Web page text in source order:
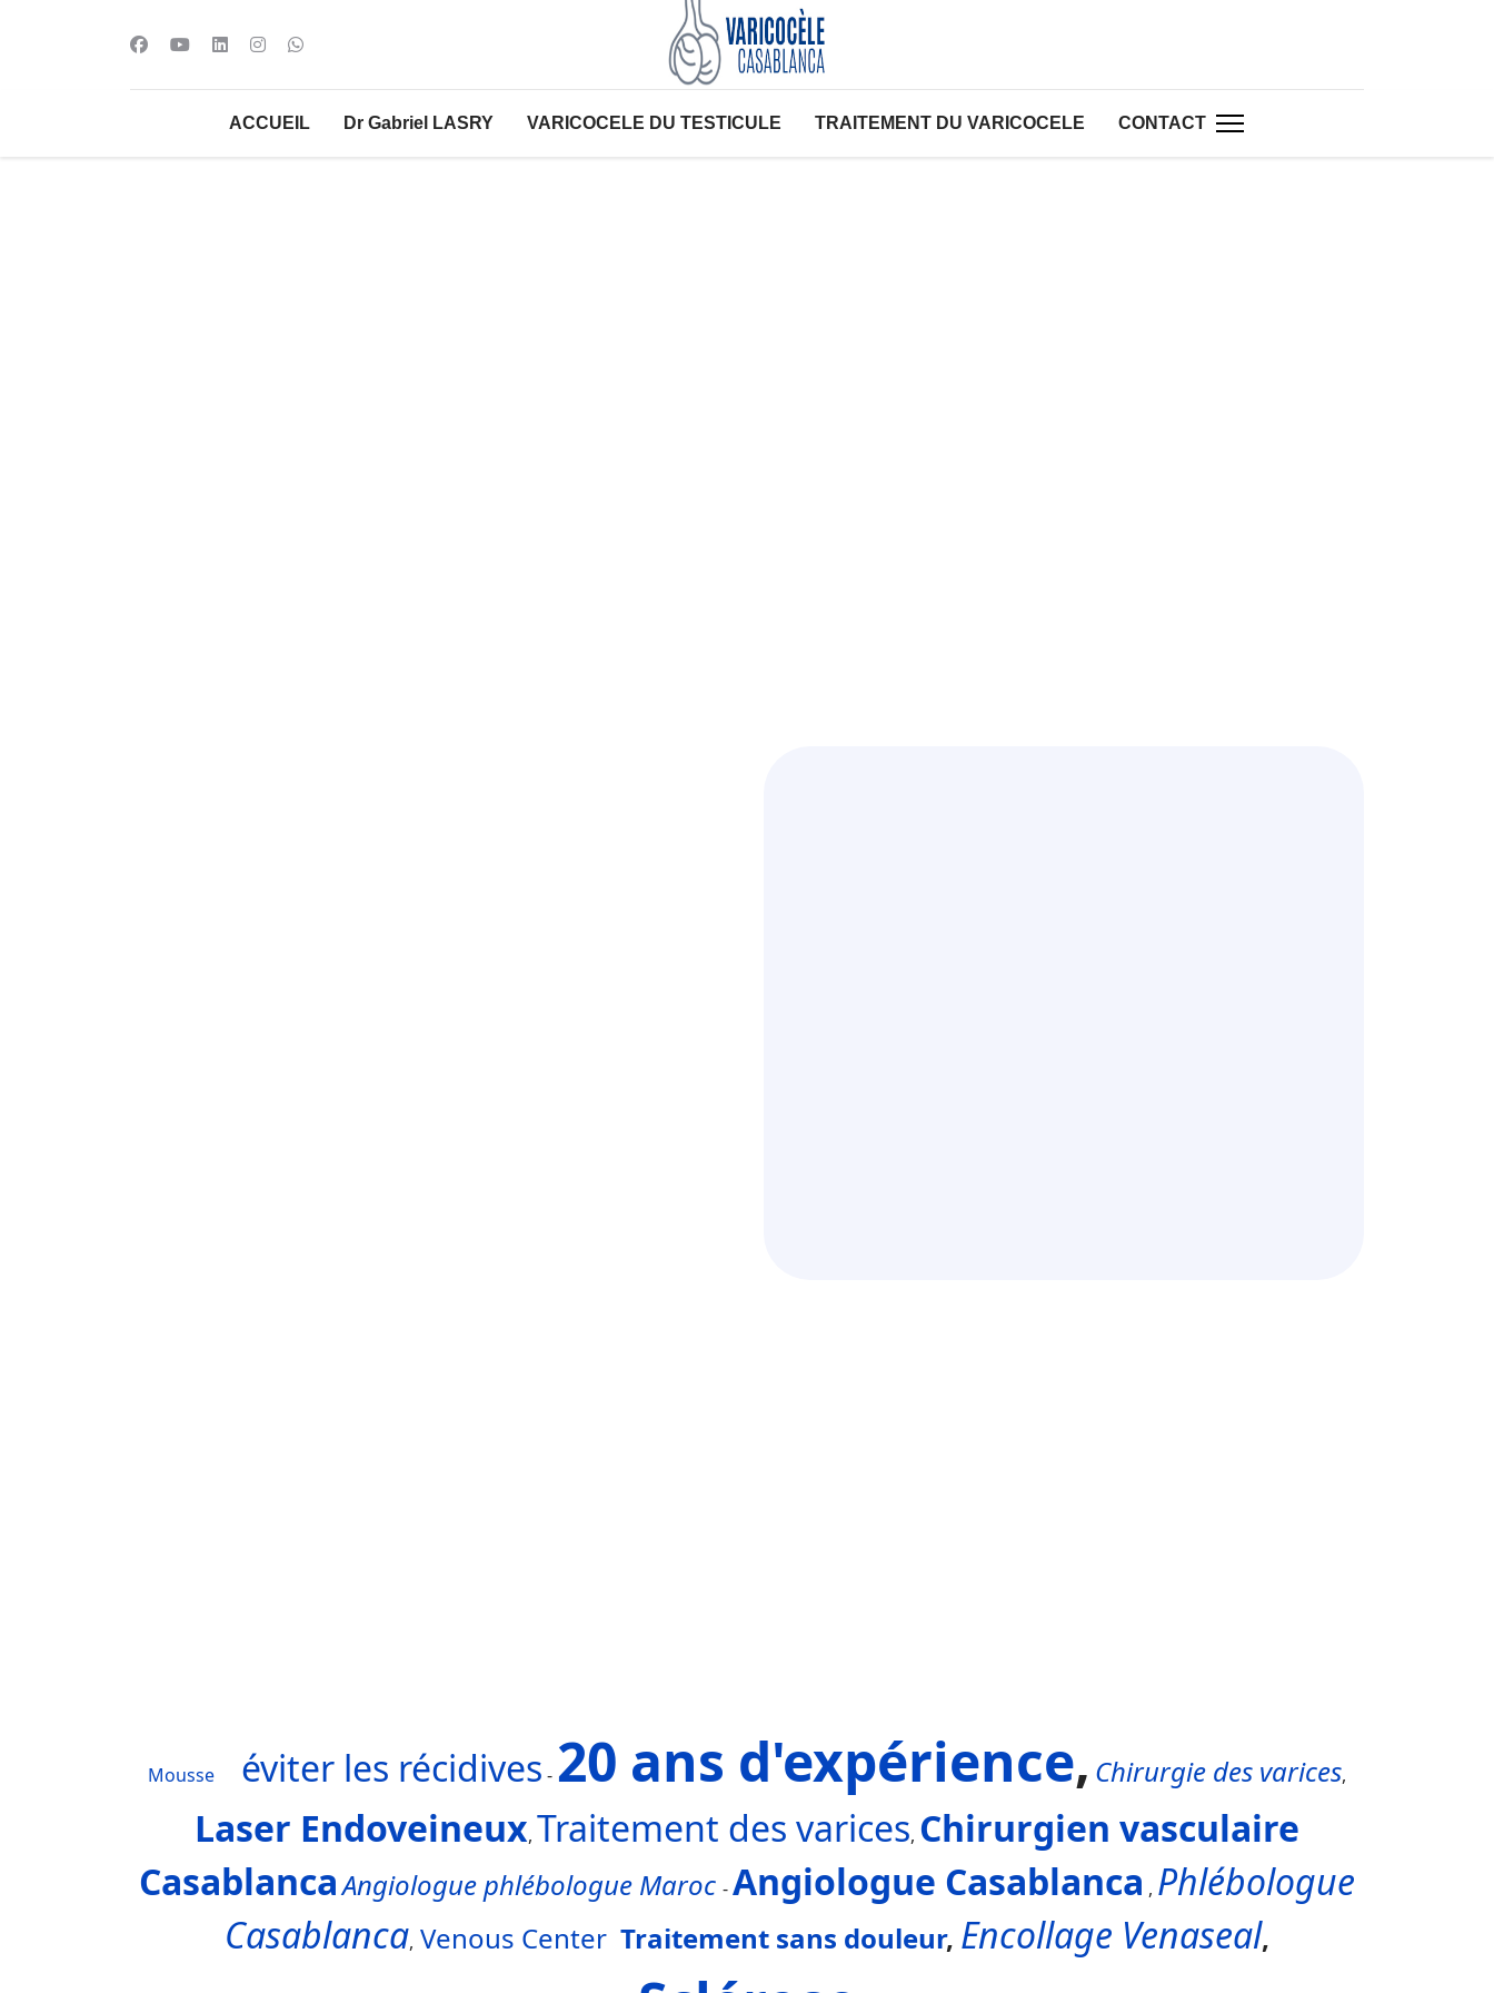
ACCUEIL Dr Gabriel LASRY VARICOCELE DU TESTICULE TRAITEMENT DU VARICOCELE CONTACT
Mousse éviter les récidives - 20 ans d'expérience, Chirurgie des varices,
Laser Endoveineux, Traitement des varices, Chirurgien vasculaire
CasablancaAngiologue phlébologue Maroc -Angiologue Casablanca , Phlébologue
Casablanca, Venous Center Traitement sans douleur, Encollage Venaseal,